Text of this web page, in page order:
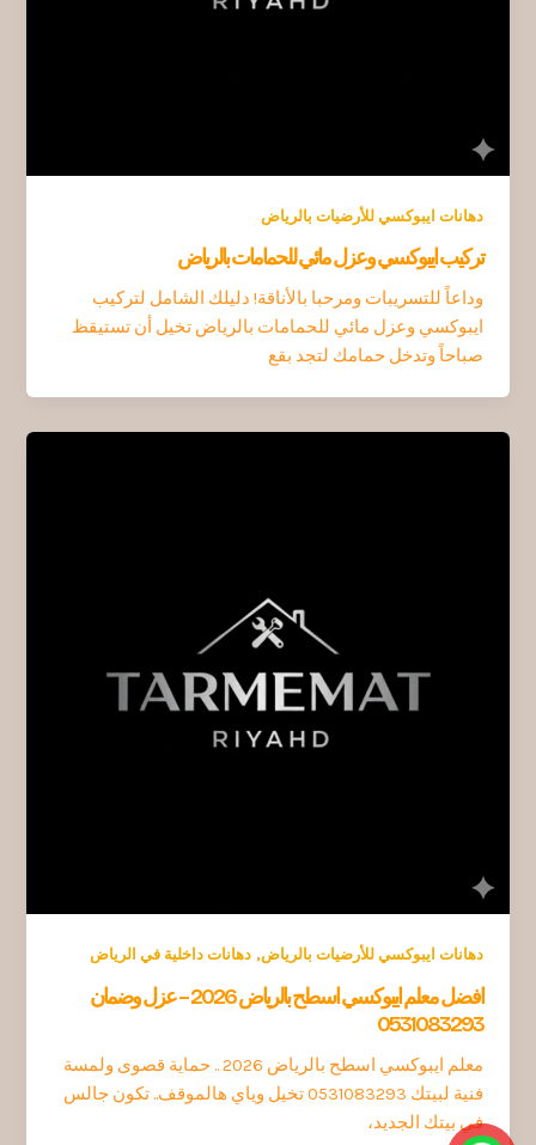
دهانات ايبوكسي للأرضيات بالرياض
تركيب ايبوكسي وعزل مائي للحمامات بالرياض
وداعاً للتسريبات ومرحبا بالأناقة! دليلك الشامل لتركيب
ايبوكسي وعزل مائي للحمامات بالرياض تخيل أن تستيقظ
صباحاً وتدخل حمامك لتجد بقع
دهانات ايبوكسي للأرضيات بالرياض,دهانات داخلية في الرياض
افضل معلم ايبوكسي اسطح بالرياض 2026 – عزل وضمان
0531083293
معلم ايبوكسي اسطح بالرياض 2026 .. حماية قصوى ولمسة
فنية لبيتك 0531083293 تخيل وياي هالموقف.. تكون جالس
في بيتك الجديد،